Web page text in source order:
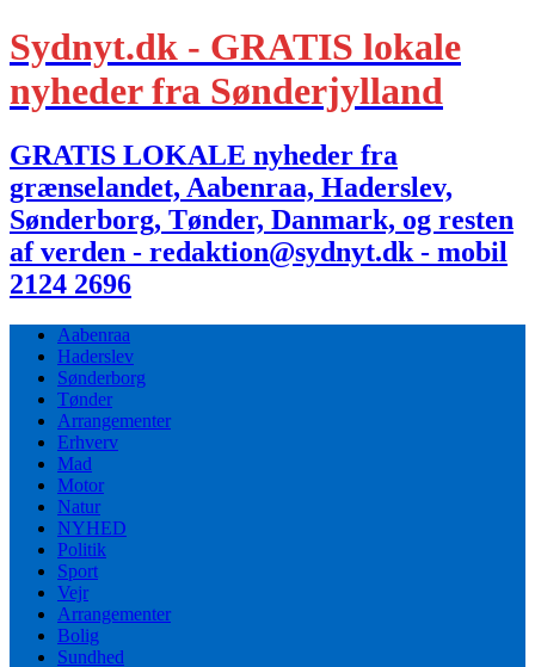
Sydnyt.dk - GRATIS lokale
nyheder fra Sønderjylland
GRATIS LOKALE nyheder fra
grænselandet, Aabenraa, Haderslev,
Sønderborg, Tønder, Danmark, og resten
af verden - redaktion@sydnyt.dk - mobil
2124 2696
Aabenraa
Haderslev
Sønderborg
Tønder
Arrangementer
Erhverv
Mad
Motor
Natur
NYHED
Politik
Sport
Vejr
Arrangementer
Bolig
Sundhed